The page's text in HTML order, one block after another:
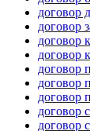
договор
договор
договор
договор
договор
договор
договор
договор
договор